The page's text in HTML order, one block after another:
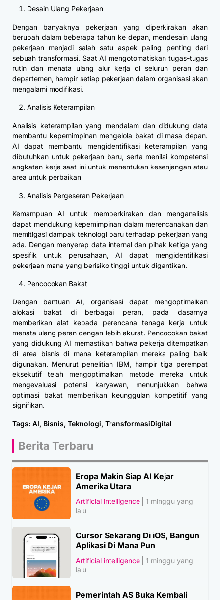
Desain Ulang Pekerjaan
Dengan banyaknya pekerjaan yang diperkirakan akan
berubah dalam beberapa tahun ke depan, mendesain ulang
pekerjaan menjadi salah satu aspek paling penting dari
sebuah transformasi. Saat AI mengotomatiskan tugas-tugas
rutin dan menata ulang alur kerja di seluruh peran dan
departemen, hampir setiap pekerjaan dalam organisasi akan
mengalami modifikasi.
Analisis Keterampilan
Analisis keterampilan yang mendalam dan didukung data
membantu kepemimpinan mengelola bakat di masa depan.
AI dapat membantu mengidentifikasi keterampilan yang
dibutuhkan untuk pekerjaan baru, serta menilai kompetensi
angkatan kerja saat ini untuk menentukan kesenjangan atau
area untuk perbaikan.
Analisis Pergeseran Pekerjaan
Kemampuan AI untuk memperkirakan dan menganalisis
dapat mendukung kepemimpinan dalam merencanakan dan
memitigasi dampak teknologi baru terhadap pekerjaan yang
ada. Dengan menyerap data internal dan pihak ketiga yang
spesifik untuk perusahaan, AI dapat mengidentifikasi
pekerjaan mana yang berisiko tinggi untuk digantikan.
Pencocokan Bakat
Dengan bantuan AI, organisasi dapat mengoptimalkan
alokasi bakat di berbagai peran, pada dasarnya
memberikan alat kepada perencana tenaga kerja untuk
menata ulang peran dengan lebih akurat. Pencocokan bakat
yang didukung AI memastikan bahwa pekerja ditempatkan
di area bisnis di mana keterampilan mereka paling baik
digunakan. Menurut penelitian IBM, hampir tiga perempat
eksekutif telah mengoptimalkan metode mereka untuk
mengevaluasi potensi karyawan, menunjukkan bahwa
optimasi bakat memberikan keunggulan kompetitif yang
signifikan.
Tags: AI, Bisnis, Teknologi, TransformasiDigital
Berita Terbaru
Eropa Makin Siap AI Kejar
Amerika Utara
Artificial intelligence
1 minggu yang
lalu
Cursor Sekarang Di iOS, Bangun
Aplikasi Di Mana Pun
Artificial intelligence
1 minggu yang
lalu
Pemerintah AS Buka Kembali